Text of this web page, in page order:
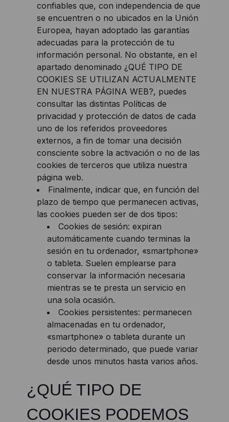
confiables que, con independencia de que
se encuentren o no ubicados en la Unión
Europea, hayan adoptado las garantías
adecuadas para la protección de tu
información personal. No obstante, en el
apartado denominado ¿QUÉ TIPO DE
COOKIES SE UTILIZAN ACTUALMENTE
EN NUESTRA PÁGINA WEB?, puedes
consultar las distintas Políticas de
privacidad y protección de datos de cada
uno de los referidos proveedores
externos, a fin de tomar una decisión
consciente sobre la activación o no de las
cookies de terceros que utiliza nuestra
página web.
Finalmente, indicar que, en función del
plazo de tiempo que permanecen activas,
las cookies pueden ser de dos tipos:
Cookies de sesión: expiran
automáticamente cuando terminas la
sesión en tu ordenador, «smartphone»
o tableta. Suelen emplearse para
conservar la información necesaria
mientras se te presta un servicio en
una sola ocasión.
Cookies persistentes: permanecen
almacenadas en tu ordenador,
«smartphone» o tableta durante un
periodo determinado, que puede variar
desde unos minutos hasta varios años.
¿QUÉ TIPO DE
COOKIES PODEMOS